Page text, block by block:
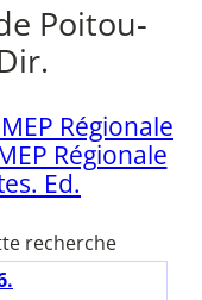
Poitou-
Régionale
Régionale
Ed.
recherche